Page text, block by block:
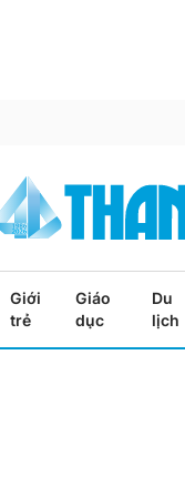
Giới
trẻ
Giáo
dục
Du
lịch